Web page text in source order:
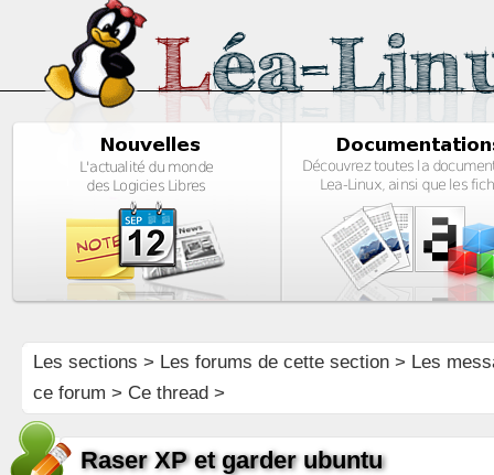
Les sections > Les forums de cette section> Les
ce forum > Ce thread >
Raser XP et garder ubuntu